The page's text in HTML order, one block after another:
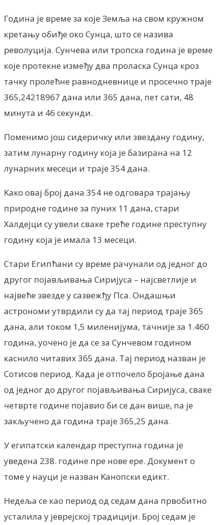
Година је време за које Земља на свом кружном
кретању обиђе око Сунца, што се назива
револуција. Сунчева или тропска година је време
које протекне између два проласка Сунца кроз
тачку пролећне равнодневнице и просечно траје
365,24218967 дана или 365 дана, пет сати, 48
минута и 46 секунди.
Поменимо још сидеричку или звездану годину,
затим лунарну годину која је базирана на 12
лунарних месеци и траје 354 дана.
Kако овај број дана 354 не одговара трајању
природне године за пуних 11 дана, стари
Халдејци су увели сваке треће године преступну
годину која је имала 13 месеци.
Стари Египћани су време рачунали од једног до
другог појављивања Сиријуса – најсветлије и
највеће звезде у сазвежђу Пса. Ондашњи
астрономи утврдили су да тај период траје 365
дана, али током 1,5 миленијума, тачније за 1.460
година, уочено је да се за Сунчевом годином
каснило читавих 365 дана. Тај период назван је
Сотисов период. Kада је отпочело бројање дана
од једног до другог појављивања Сиријуса, сваке
четврте године појавио би се дан више, па је
закључено да година траје 365,25 дана.
У египатски календар преступна година је
уведена 238. године пре нове ере. Документ о
томе у науци је назван Kанопски едикт.
Недеља се као период од седам дана првобитно
усталила у јеврејској традицији. Број седам је